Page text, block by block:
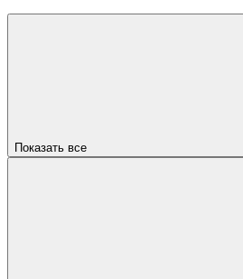
Показать все